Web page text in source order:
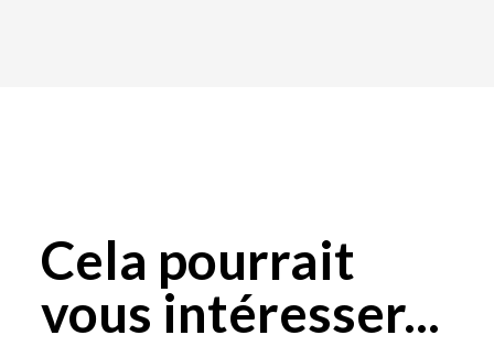
Cela pourrait
vous intéresser...